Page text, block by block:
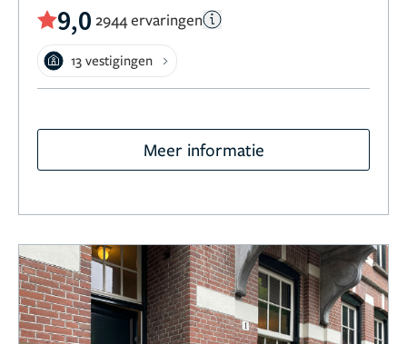
9,0 2944 ervaringen
13 vestigingen
Meer informatie